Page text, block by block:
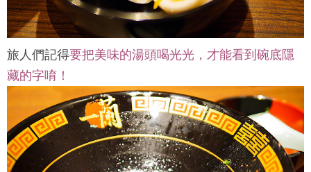
旅人們記得要把美味的湯頭喝光光，才能看到碗底隱
藏的字唷！